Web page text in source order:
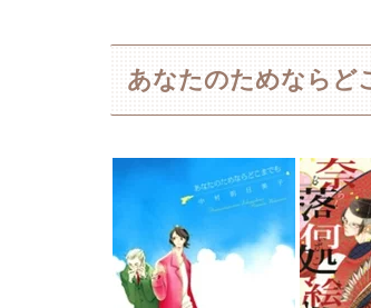
あなたのためなら